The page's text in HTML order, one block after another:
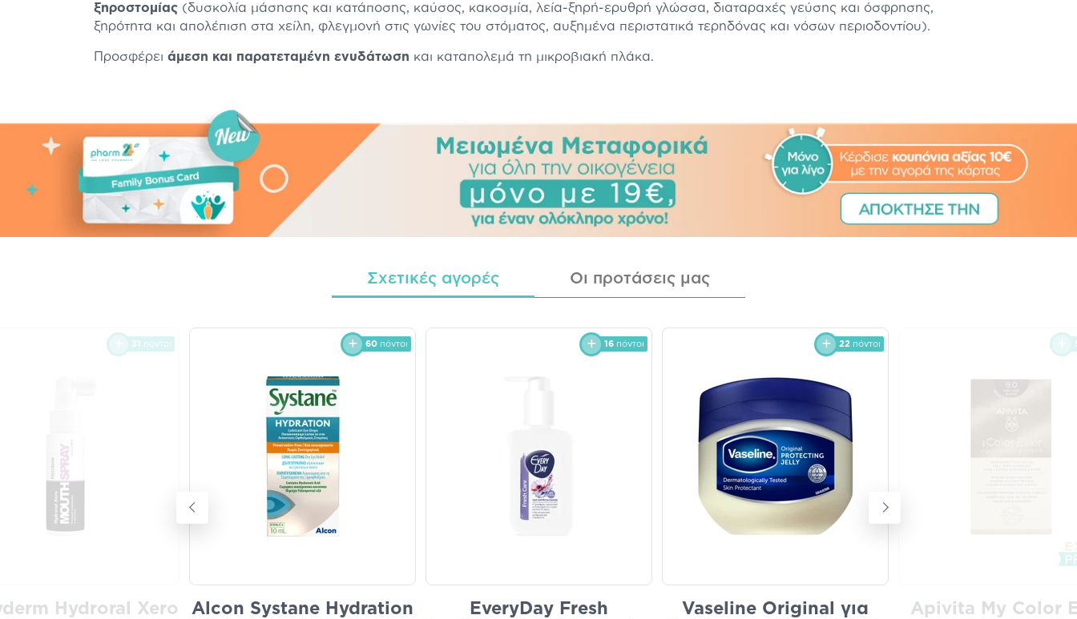
ξηροστομίας (δυσκολία μάσησης και κατάποσης, καύσος, κακοσμία, λεία-ξηρή-ερυθρή γλώσσα, διαταραχές γεύσης και όσφρησης,
ξηρότητα και απολέπιση στα χείλη, φλεγμονή στις γωνίες του στόματος, αυξημένα περιστατικά τερηδόνας και νόσων περιοδοντίου).
Προσφέρει άμεση και παρατεταμένη ενυδάτωση και καταπολεμά τη μικροβιακή πλάκα.
Σχετικές αγορές Οι προτάσεις μας
31 πόντοι
Hydroral Xero
60 πόντοι
Alcon Systane Hydration
16 πόντοι
EveryDay Fresh
22 πόντοι
Vaseline Original για Apivita My Color